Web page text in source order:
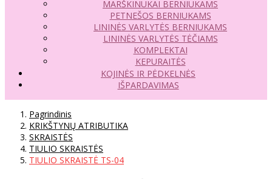
MARŠKINUKAI BERNIUKAMS
PETNEŠOS BERNIUKAMS
LININĖS VARLYTĖS BERNIUKAMS
LININĖS VARLYTĖS TĖČIAMS
KOMPLEKTAI
KEPURAITĖS
KOJINĖS IR PĖDKELNĖS
IŠPARDAVIMAS
Pagrindinis
KRIKŠTYNŲ ATRIBUTIKA
SKRAISTĖS
TIULIO SKRAISTĖS
TIULIO SKRAISTĖ TS-04